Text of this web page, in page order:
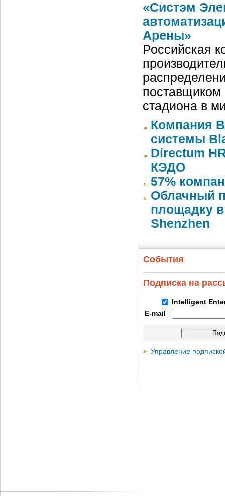
«Систэм
Арены»
Российская
поставщиком
стадиона в
Компания
системы
Directum
КЭДО
57%
Облачный
площадку в
Shenzhen
События
Подписка на
Intelligent
E-mail
Управление